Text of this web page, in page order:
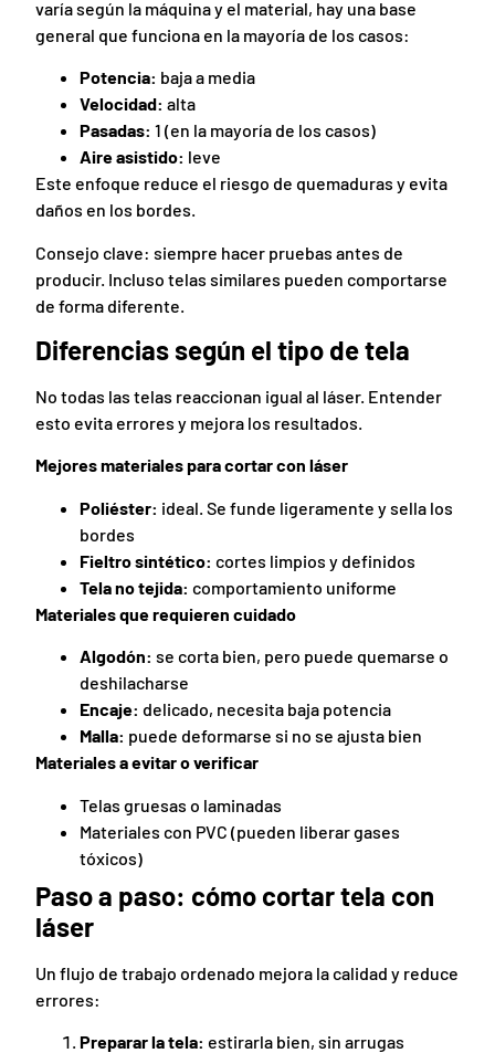
varía según la máquina y el material, hay una base
general que funciona en la mayoría de los casos:
Potencia: baja a media
Velocidad: alta
Pasadas: 1 (en la mayoría de los casos)
Aire asistido: leve
Este enfoque reduce el riesgo de quemaduras y evita
daños en los bordes.
Consejo clave: siempre hacer pruebas antes de
producir. Incluso telas similares pueden comportarse
de forma diferente.
Diferencias según el tipo de tela
No todas las telas reaccionan igual al láser. Entender
esto evita errores y mejora los resultados.
Mejores materiales para cortar con láser
Poliéster: ideal. Se funde ligeramente y sella los
bordes
Fieltro sintético: cortes limpios y definidos
Tela no tejida: comportamiento uniforme
Materiales que requieren cuidado
Algodón: se corta bien, pero puede quemarse o
deshilacharse
Encaje: delicado, necesita baja potencia
Malla: puede deformarse si no se ajusta bien
Materiales a evitar o verificar
Telas gruesas o laminadas
Materiales con PVC (pueden liberar gases
tóxicos)
Paso a paso: cómo cortar tela con
láser
Un flujo de trabajo ordenado mejora la calidad y reduce
errores:
Preparar la tela: estirarla bien, sin arrugas